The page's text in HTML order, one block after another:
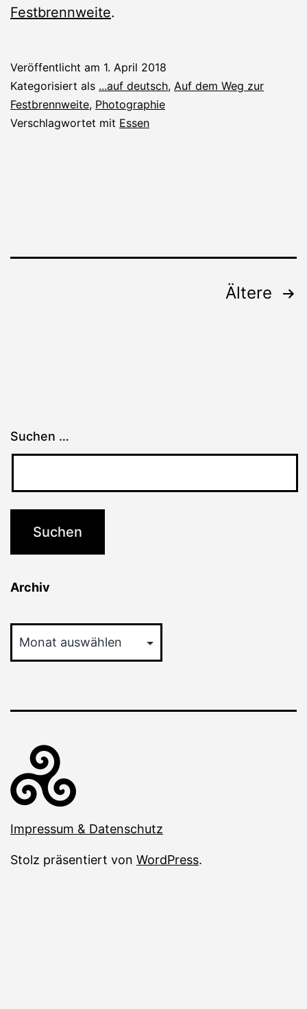
Festbrennweite.
Veröffentlicht am 1. April 2018
Kategorisiert als ...auf deutsch, Auf dem Weg zur
Festbrennweite, Photographie
Verschlagwortet mit Essen
Seitennummerierung
Ältere
Suchen …
Archiv
Impressum & Datenschutz
Stolz präsentiert von WordPress.